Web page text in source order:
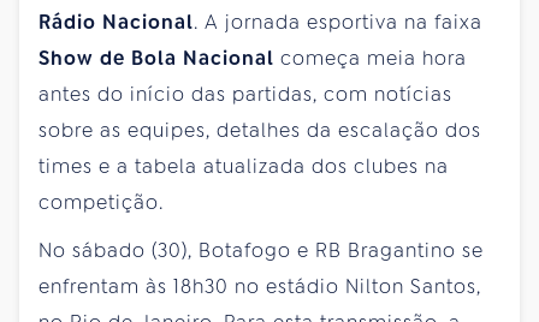
Rádio Nacional. A jornada esportiva na faixa
Show de Bola Nacional começa meia hora
antes do início das partidas, com notícias
sobre as equipes, detalhes da escalação dos
times e a tabela atualizada dos clubes na
competição.
No sábado (30), Botafogo e RB Bragantino se
enfrentam às 18h30 no estádio Nilton Santos,